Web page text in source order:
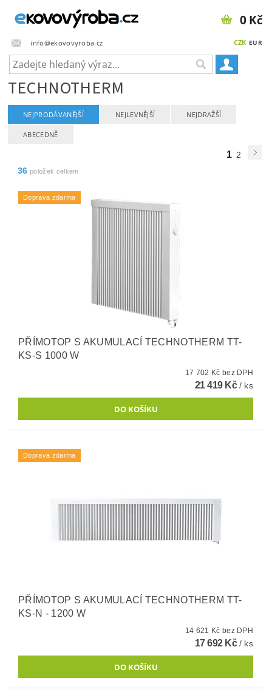
info@ekovovyroba.cz CZK EUR
0 Kč
TECHNOTHERM
NEJPRODÁVANĚJŠÍ NEJLEVNĚJŠÍ NEJDRAŽŠÍ
ABECEDNĚ
1 2
36 položek celkem
Doprava zdarma
PŘÍMOTOP S AKUMULACÍ TECHNOTHERM TT-
KS-S 1000 W
17 702 Kč bez DPH
21 419 Kč/ ks
Doprava zdarma
PŘÍMOTOP S AKUMULACÍ TECHNOTHERM TT-
KS-N - 1200 W
14 621 Kč bez DPH
17 692 Kč/ ks